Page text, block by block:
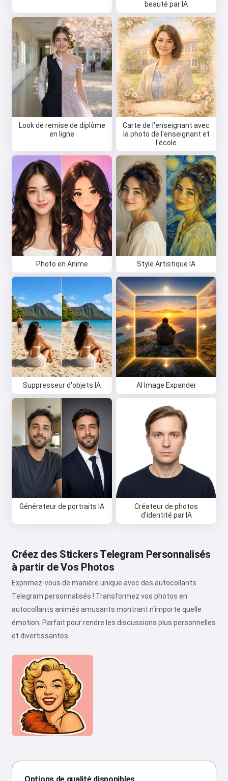
beauté par IA
Look de remise de diplôme
en ligne
Carte de l'enseignant avec
la photo de l'enseignant et
l'école
Photo en Anime Style Artistique IA
Suppresseur d'objets IA AI Image Expander
Générateur de portraits IA
Créateur de photos
d'identité par IA
Créez des Stickers Telegram Personnalisés
à partir de Vos Photos
Exprimez-vous de manière unique avec des autocollants
Telegram personnalisés ! Transformez vos photos en
autocollants animés amusants montrant n'importe quelle
émotion. Parfait pour rendre les discussions plus personnelles
et divertissantes.